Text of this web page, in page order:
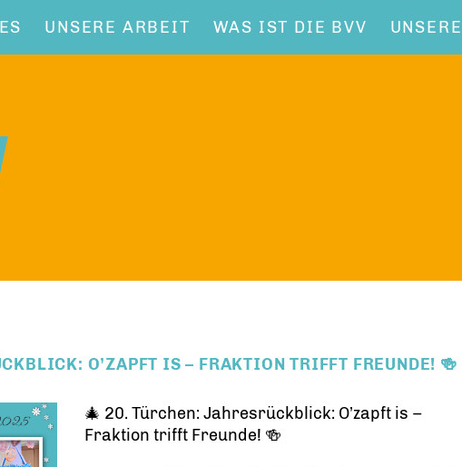
UNSERE ARBEIT WAS IST DIE BVV
O’ZAPFT IS – FRAKTION TRIFFT FREUNDE! 🍻
🎄 20. Türchen: Jahresrückblick: O’zapft is –
Fraktion trifft Freunde! 🍻